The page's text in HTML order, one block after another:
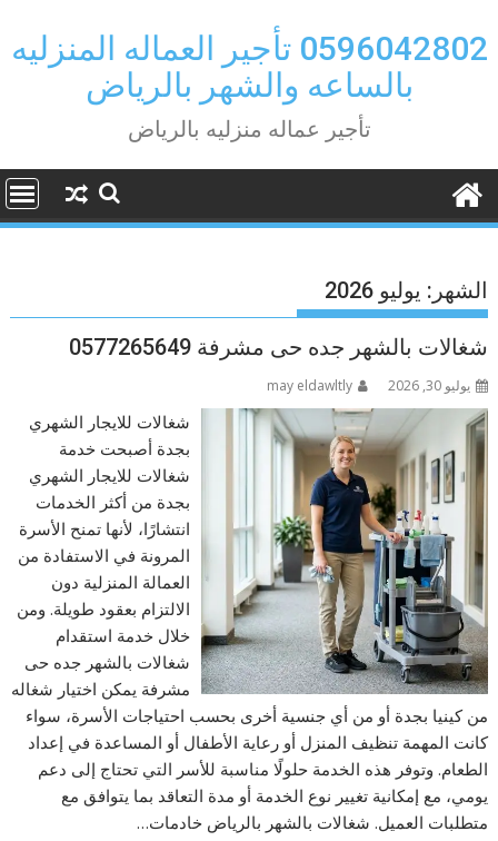
to
content
0596042802 تأجير العماله المنزليه
بالساعه والشهر بالرياض
تأجير عماله منزليه بالرياض
الشهر: يوليو 2026
شغالات بالشهر جده حى مشرفة 0577265649
يوليو 30, 2026 may eldawltly
شغالات للايجار الشهري
بجدة أصبحت خدمة
شغالات للايجار الشهري
بجدة من أكثر الخدمات
انتشارًا، لأنها تمنح الأسرة
المرونة في الاستفادة من
العمالة المنزلية دون
الالتزام بعقود طويلة. ومن
خلال خدمة استقدام
شغالات بالشهر جده حى
مشرفة يمكن اختيار شغاله
من كينيا بجدة أو من أي جنسية أخرى بحسب احتياجات الأسرة، سواء
كانت المهمة تنظيف المنزل أو رعاية الأطفال أو المساعدة في إعداد
الطعام. وتوفر هذه الخدمة حلولًا مناسبة للأسر التي تحتاج إلى دعم
يومي، مع إمكانية تغيير نوع الخدمة أو مدة التعاقد بما يتوافق مع
متطلبات العميل. شغالات بالشهر بالرياض خادمات…